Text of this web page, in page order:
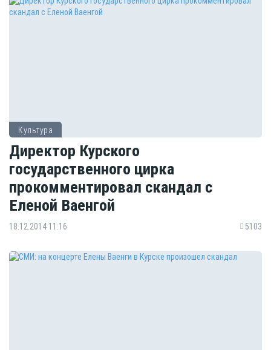
Культура
Директор Курского
государственного цирка
прокомментировал скандал с
Еленой Ваенгой
18.12.2014 11:16 5103